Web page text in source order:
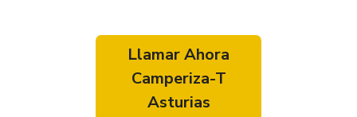
Llamar Ahora
Camperiza-T
Asturias